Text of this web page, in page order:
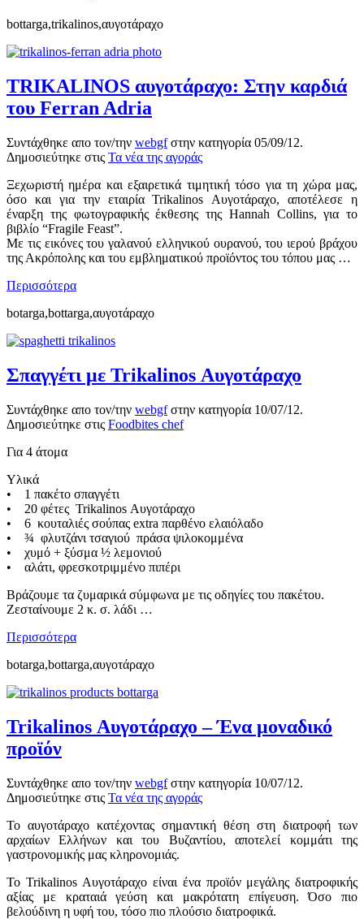
bottarga,trikalinos,αυγοτάραχο
TRIKALINOS αυγοτάραχο: Στην καρδιά
του Ferran Adria
Συντάχθηκε απο τον/την webgfστην κατηγορία 05/09/12.
Δημοσιεύτηκε στις Τα νέα της αγοράς
Ξεχωριστή ημέρα και εξαιρετικά τιμητική τόσο για τη χώρα μας,
όσο και για την εταιρία Trikalinos Αυγοτάραχο, αποτέλεσε η
έναρξη της φωτογραφικής έκθεσης της Hannah Collins, για το
βιβλίο “Fragile Feast”.
Με τις εικόνες του γαλανού ελληνικού ουρανού, του ιερού βράχου
της Ακρόπολης και του εμβληματικού προϊόντος του τόπου μας …
Περισσότερα
botarga,bottarga,αυγοτάραχο
Σπαγγέτι με Trikalinos Αυγοτάραχο
Συντάχθηκε απο τον/την webgfστην κατηγορία 10/07/12.
Δημοσιεύτηκε στις Foodbites chef
Για 4 άτομα
Υλικά
• 1 πακέτο σπαγγέτι
• 20 φέτες Trikalinos Αυγοτάραχο
• 6 κουταλιές σούπας extra παρθένο ελαιόλαδο
• ¾ φλυτζάνι τσαγιού πράσα ψιλοκομμένα
• χυμό + ξύσμα ½ λεμονιού
• αλάτι, φρεσκοτριμμένο πιπέρι
Βράζουμε τα ζυμαρικά σύμφωνα με τις οδηγίες του πακέτου.
Ζεσταίνουμε 2 κ. σ. λάδι …
Περισσότερα
botarga,bottarga,αυγοτάραχο
Trikalinos Αυγοτάραχο – Ένα μοναδικό
προϊόν
Συντάχθηκε απο τον/την webgfστην κατηγορία 10/07/12.
Δημοσιεύτηκε στις Τα νέα της αγοράς
Το αυγοτάραχο κατέχοντας σημαντική θέση στη διατροφή των
αρχαίων Ελλήνων και του Βυζαντίου, αποτελεί κομμάτι της
γαστρονομικής μας κληρονομιάς.
Το Trikalinos Αυγοτάραχο είναι ένα προϊόν μεγάλης διατροφικής
αξίας με κραταιά γεύση και μακρότατη επίγευση. Όσο πιο
βελούδινη η υφή του, τόσο πιο πλούσιο διατροφικά.